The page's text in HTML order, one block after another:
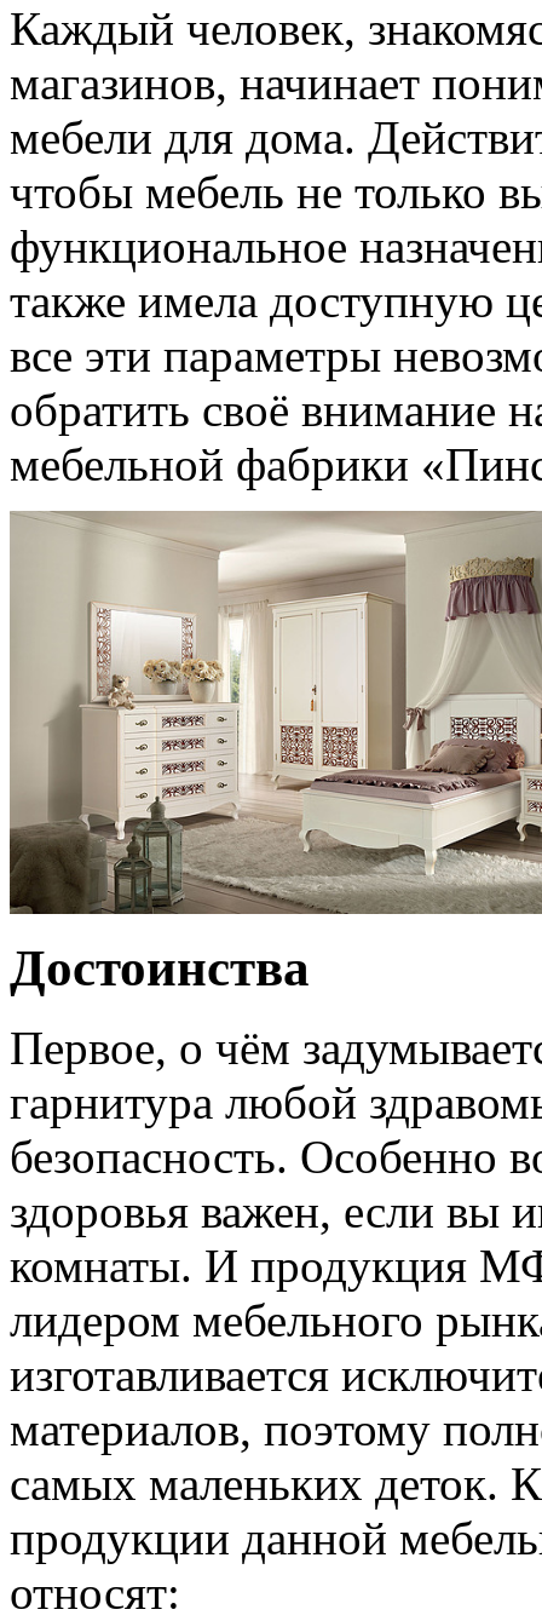
Каждый человек,
магазинов, начинает
мебели для дома.
чтобы мебель не только
функциональное
также имела доступную
все эти параметры
обратить своё внимание
мебельной фабрики
Достоинства
Первое, о чём
гарнитура любой
безопасность. Особенно
здоровья важен, если вы
комнаты. И продукция
лидером мебельного
изготавливается
материалов, поэтому
самых маленьких деток.
продукции данной
относят: